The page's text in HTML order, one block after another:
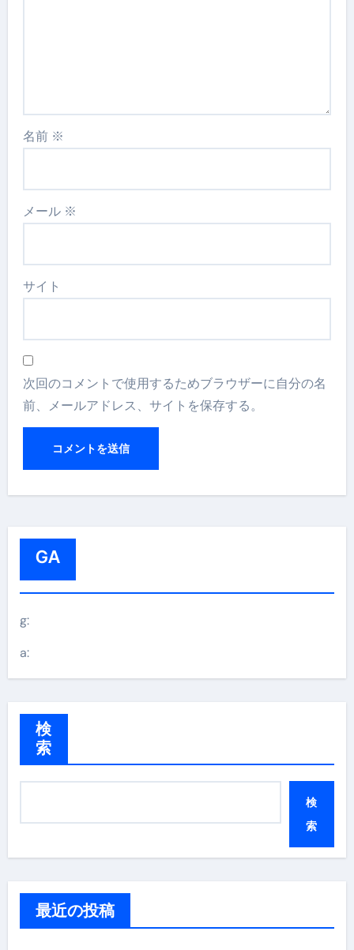
名前 ※
メール ※
サイト
次回のコメントで使用するためブラウザーに自分の名
前、メールアドレス、サイトを保存する。
GA
g:
a:
検
索
検
索
最近の投稿